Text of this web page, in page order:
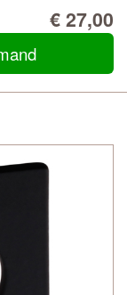
€ 27,00